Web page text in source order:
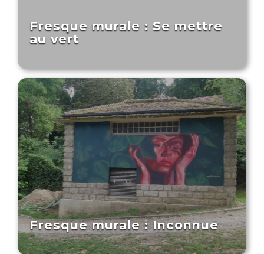
Fresque murale : Se mettre
au vert
Fresque murale : Inconnue